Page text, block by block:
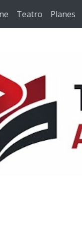
Teatro Planes